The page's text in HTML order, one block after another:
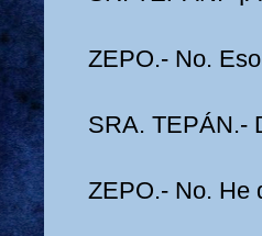
ZEPO.- No.
SRA. TEPÁN.-
ZEPO.- No. He